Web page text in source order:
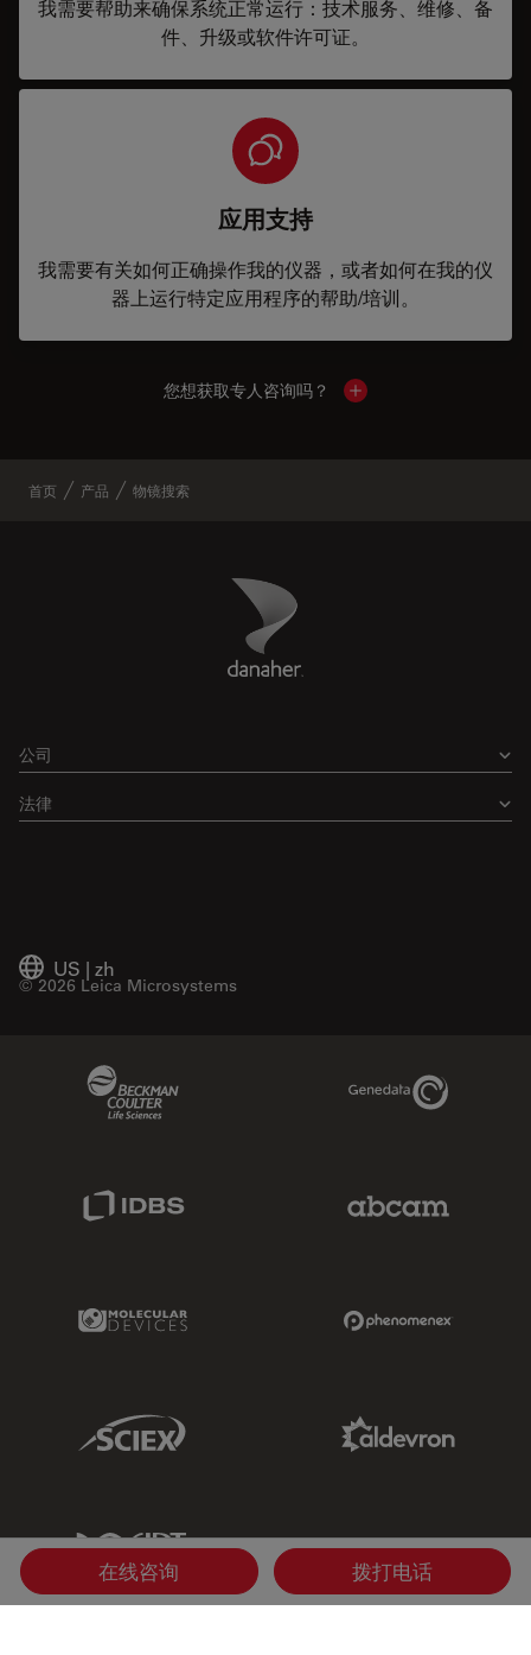
我需要帮助来确保系统正常运行：技术服务、维修、备
件、升级或软件许可证。
应用支持
我需要有关如何正确操作我的仪器，或者如何在我的仪
器上运行特定应用程序的帮助/培训。
您想获取专人咨询吗？ Show local contacts
首页 产品 物镜搜索
Danaher Logo
公司
法律
US | zh
© 2026 Leica Microsystems
Genedata Link
Molecular Devices Link
Sciex Link
IDT Link
在线咨询 拨打电话